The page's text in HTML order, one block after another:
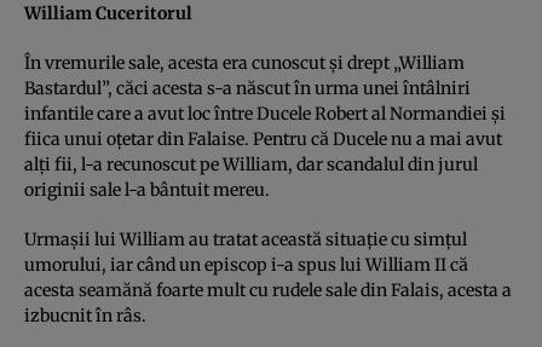
William Cuceritorul
În vremurile sale, acesta era cunoscut şi drept „William
Bastardul”, căci acesta s-a născut în urma unei întâlniri
infantile care a avut loc între Ducele Robert al Normandiei şi
fiica unui oţetar din Falaise. Pentru că Ducele nu a mai avut
alţi fii, l-a recunoscut pe William, dar scandalul din jurul
originii sale l-a bântuit mereu.
Urmaşii lui William au tratat această situaţie cu simţul
umorului, iar când un episcop i-a spus lui William II că
acesta seamănă foarte mult cu rudele sale din Falais, acesta a
izbucnit în râs.